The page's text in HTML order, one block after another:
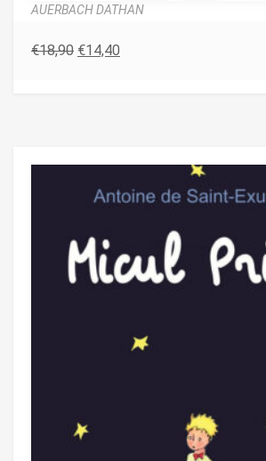
AUERBACH DATHAN
€18,90 €14,40